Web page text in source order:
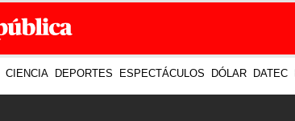
CIENCIA DEPORTES ESPECTÁCULOS DÓLAR DATEC